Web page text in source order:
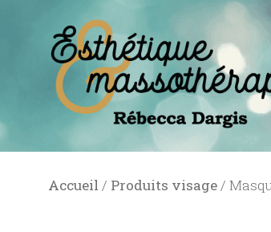
Accueil / Produits visage/